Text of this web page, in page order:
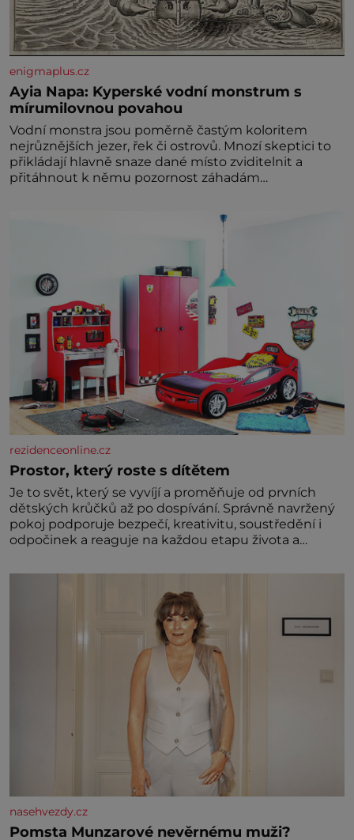
enigmaplus.cz
Ayia Napa: Kyperské vodní monstrum s
mírumilovnou povahou
Vodní monstra jsou poměrně častým koloritem
nejrůznějších jezer, řek či ostrovů. Mnozí skeptici to
přikládají hlavně snaze dané místo zviditelnit a
přitáhnout k němu pozornost záhadám
rezidenceonline.cz
Prostor, který roste s dítětem
Je to svět, který se vyvíjí a proměňuje od prvních
dětských krůčků až po dospívání. Správně navržený
pokoj podporuje bezpečí, kreativitu, soustředění i
odpočinek a reaguje na každou etapu života a
jednoduchost, měkkost a bezpečí, proto by pokoj
nasehvezdy.cz
Pomsta Munzarové nevěrnému muži?